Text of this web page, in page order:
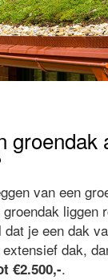
groendak
van een
liggen
dat je een dak
dak,
€2.500,-.